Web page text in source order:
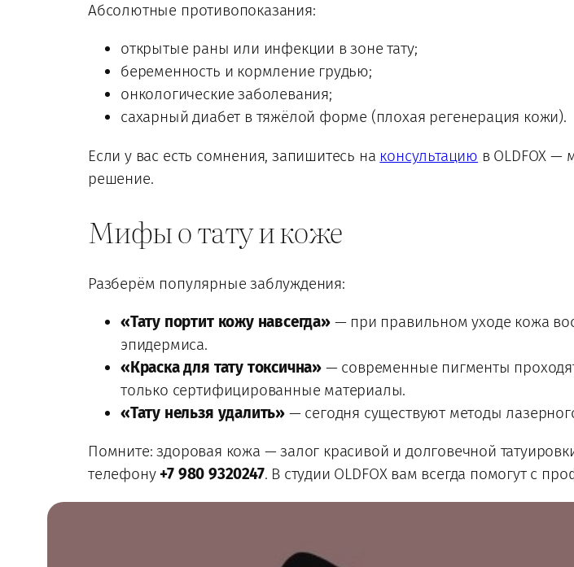
Абсолютные противопоказания:
открытые раны или инфекции в зоне тату;
беременность и кормление грудью;
онкологические заболевания;
сахарный диабет в тяжёлой форме (плохая регенерация кожи).
Если у вас есть сомнения, запишитесь на консультацию в OLDFOX
решение.
Мифы о тату и коже
Разберём популярные заблуждения:
«Тату портит кожу навсегда»— при правильном уходе кожа
эпидермиса.
«Краска для тату токсична» — современные пигменты
только сертифицированные материалы.
«Тату нельзя удалить»— сегодня существуют методы
Помните: здоровая кожа — залог красивой и долговечной
телефону +7 980 9320247. В студии OLDFOX вам всегда помогут с